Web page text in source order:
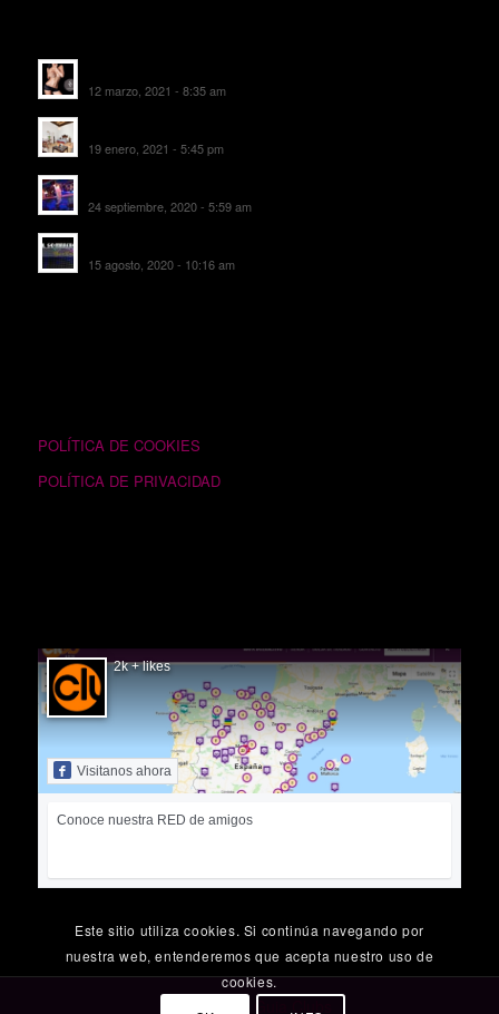
12 marzo, 2021 - 8:35 am
19 enero, 2021 - 5:45 pm
24 septiembre, 2020 - 5:59 am
15 agosto, 2020 - 10:16 am
POLÍTICA DE COOKIES
POLÍTICA DE PRIVACIDAD
2k + likes
Visitanos ahora
Conoce nuestra RED de amigos
Este sitio utiliza cookies. Si continúa navegando por
nuestra web, entenderemos que acepta nuestro uso de
cookies.